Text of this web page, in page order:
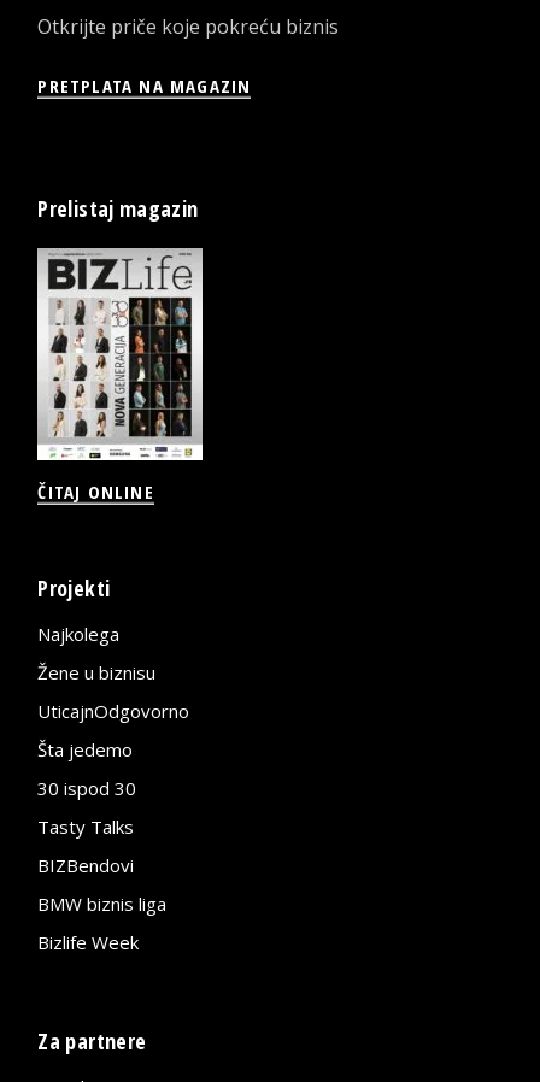
Otkrijte priče koje pokreću biznis
PRETPLATA NA MAGAZIN
Prelistaj magazin
ČITAJ ONLINE
Projekti
Najkolega
Žene u biznisu
UticajnOdgovorno
Šta jedemo
30 ispod 30
Tasty Talks
BIZBendovi
BMW biznis liga
Bizlife Week
Za partnere